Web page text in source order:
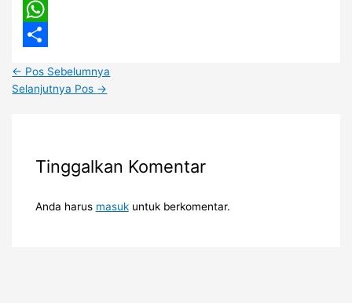
Email
WhatsApp
← Pos Sebelumnya
Selanjutnya Pos →
Tinggalkan Komentar
Anda harus masukuntuk berkomentar.